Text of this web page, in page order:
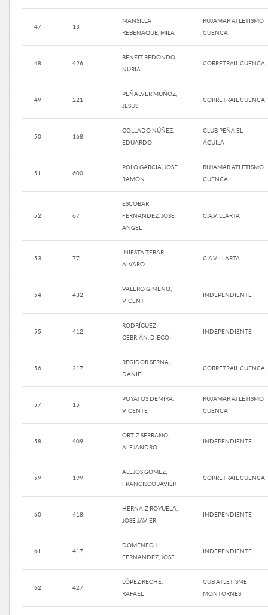
47 13
MANSILLA
REBENAQUE, MILA
RUJAMAR ATLETISMO
CUENCA
48 426
BENEIT REDONDO,
NURIA
CORRETRAIL CUENCA
49 221
PEÑALVER MUÑOZ,
JESUS
CORRETRAIL CUENCA
50 168
COLLADO NÚÑEZ,
EDUARDO
CLUB PEÑA EL
ÁGUILA
51 600
POLO GARCIA, JOSÉ
RAMÓN
RUJAMAR ATLETISMO
CUENCA
52 67
ESCOBAR
FERNANDEZ, JOSE
ANGEL
C.A.VILLARTA
53 77
INIESTA TEBAR,
ALVARO
C.A.VILLARTA
54 432
VALERO GIMENO,
VICENT
INDEPENDIENTE
55 412
RODRÍGUEZ
CEBRIÁN, DIEGO
INDEPENDIENTE
56 217
REGIDOR SERNA,
DANIEL
CORRETRAIL CUENCA
57 15
POYATOS DEMIRA,
VICENTE
RUJAMAR ATLETISMO
CUENCA
58 409
ORTIZ SERRANO,
ALEJANDRO
INDEPENDIENTE
59 199
ALEJOS GÓMEZ,
FRANCISCO JAVIER
CORRETRAIL CUENCA
60 418
HERNAIZ ROYUELA,
JOSE JAVIER
INDEPENDIENTE
61 417
DOMENECH
FERNANDEZ, JOSE
INDEPENDIENTE
62 427
LÓPEZ RECHE,
RAFAEL
CUB ATLETISME
MONTORNES